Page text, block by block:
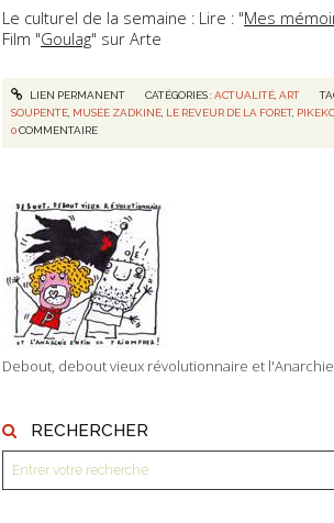
Debout, debout vieux révolutionnaire et
RECHERCHER
Le culturel de la semaine : Lire : "Mes
Film "Goulag" sur Arte
LIEN PERMANENT CATÉGORIES :ACTUALITÉ, ART
SOUPENTE, MUSÉE ZADKINE, LE REVEUR DE LA FORET,
0COMMENTAIRE